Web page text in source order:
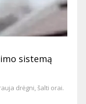
sistemą
drėgni, šalti orai.